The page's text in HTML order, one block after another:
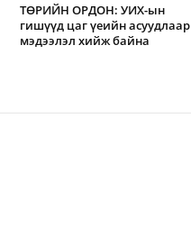
ТӨРИЙН ОРДОН: УИХ-ын
гишүүд цаг үеийн асуудлаар
мэдээлэл хийж байна